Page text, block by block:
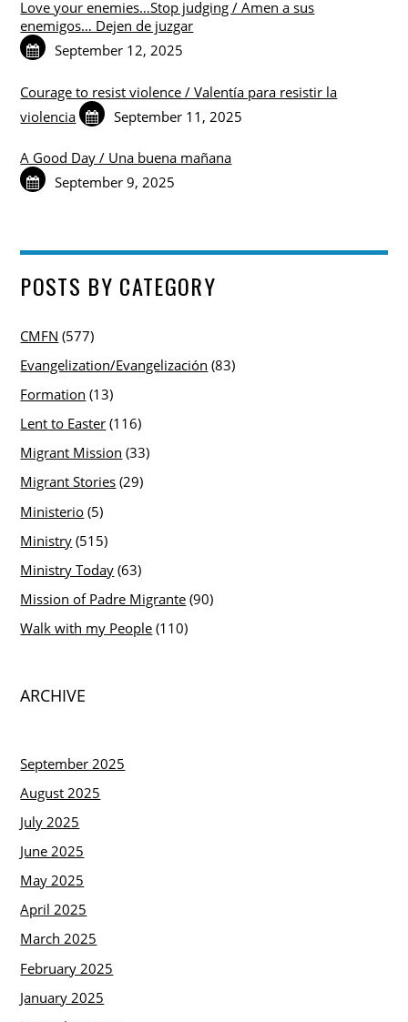
Love your enemies…Stop judging / Amen a sus
enemigos… Dejen de juzgar
September 12, 2025
Courage to resist violence / Valentía para resistir la
violencia
September 11, 2025
A Good Day / Una buena mañana
September 9, 2025
POSTS BY CATEGORY
CMFN (577)
Evangelization/Evangelización (83)
Formation (13)
Lent to Easter (116)
Migrant Mission (33)
Migrant Stories (29)
Ministerio (5)
Ministry (515)
Ministry Today (63)
Mission of Padre Migrante (90)
Walk with my People (110)
ARCHIVE
September 2025
August 2025
July 2025
June 2025
May 2025
April 2025
March 2025
February 2025
January 2025